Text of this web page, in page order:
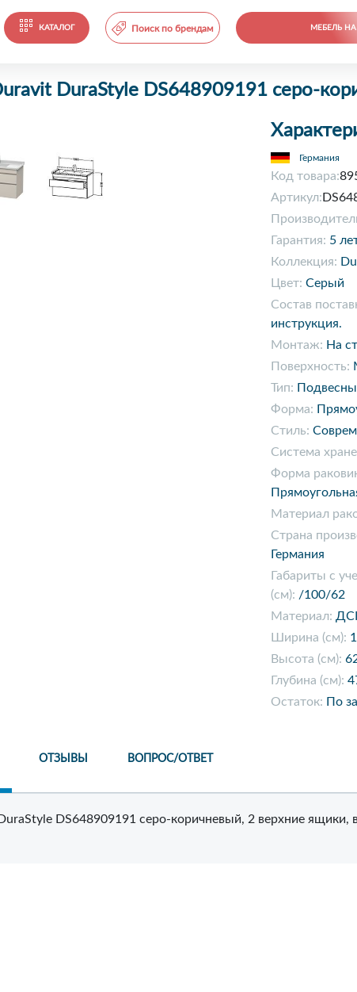
КАТАЛОГ Поиск по брендам МЕБЕЛЬ
DuraStyle DS648909191 серо-
Германия
Код товара:
Артикул:
Гарантия: 5
Коллекция:
Цвет: Серый
Состав
инструкция.
Монтаж: На
Поверхность:
Тип:
Форма:
Стиль:
Система
Форма
Материал
Страна
Германия
Габариты с
(см): /100/62
Материал:
Ширина (см):
Высота (см):
Глубина (см):
Остаток: По
ОТЗЫВЫ ВОПРОС/ОТВЕТ
DS648909191 серо-коричневый, 2 верхние